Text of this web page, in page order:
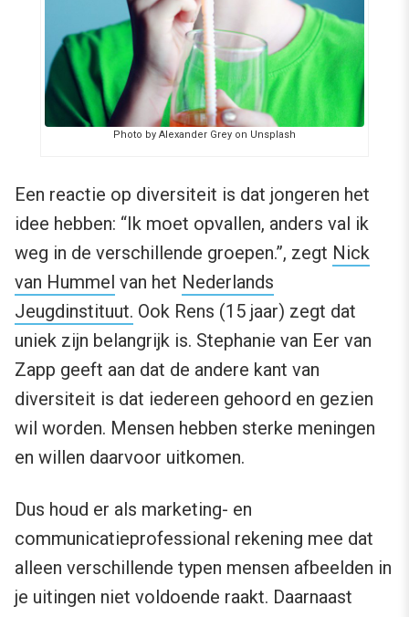
Photo by Alexander Grey on Unsplash
Een reactie op diversiteit is dat jongeren het
idee hebben: “Ik moet opvallen, anders val ik
weg in de verschillende groepen.”, zegt Nick
van Hummel van het Nederlands
Jeugdinstituut. Ook Rens (15 jaar) zegt dat
uniek zijn belangrijk is. Stephanie van Eer van
Zapp geeft aan dat de andere kant van
diversiteit is dat iedereen gehoord en gezien
wil worden. Mensen hebben sterke meningen
en willen daarvoor uitkomen.
Dus houd er als marketing- en
communicatieprofessional rekening mee dat
alleen verschillende typen mensen afbeelden in
je uitingen niet voldoende raakt. Daarnaast